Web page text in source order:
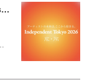
Independent Tokyo 出展 8/8 (sat) - 8/9 (sun)